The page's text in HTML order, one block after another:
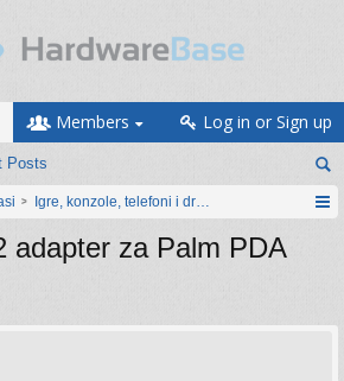
Posts
Members Log in or Sign up
Igre, konzole, telefoni i drugi gadgeti
adapter za Palm PDA